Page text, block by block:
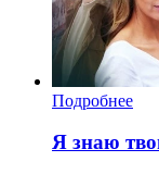
Подробнее
Я знаю